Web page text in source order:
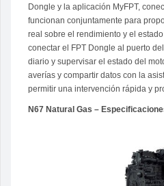
Dongle y la aplicación MyFPT,
funcionan conjuntamente para
real sobre el rendimiento y el
conectar el FPT Dongle al puerto
diario y supervisar el estado del
averías y compartir datos con la
permitir una intervención rápida y
N67 Natural Gas –